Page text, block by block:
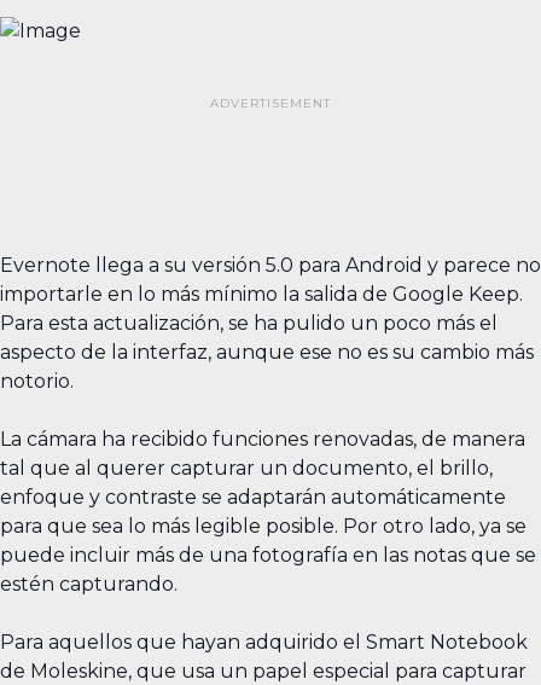
Evernote llega a su versión 5.0 para Android y parece no
importarle en lo más mínimo la salida de Google Keep.
Para esta actualización, se ha pulido un poco más el
aspecto de la interfaz, aunque ese no es su cambio más
notorio.
La cámara ha recibido funciones renovadas, de manera
tal que al querer capturar un documento, el brillo,
enfoque y contraste se adaptarán automáticamente
para que sea lo más legible posible. Por otro lado, ya se
puede incluir más de una fotografía en las notas que se
estén capturando.
Para aquellos que hayan adquirido el Smart Notebook
de Moleskine, que usa un papel especial para capturar